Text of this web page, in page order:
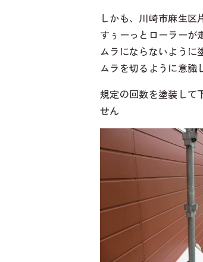
しかも、川崎市麻生
すぅーっとローラーが
ムラにならないように
ムラを切るように意識
規定の回数を塗装して
せん